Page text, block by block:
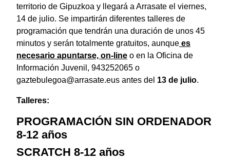
territorio de Gipuzkoa y llegará a Arrasate el viernes,
14 de julio. Se impartirán diferentes talleres de
programación que tendrán una duración de unos 45
minutos y serán totalmente gratuitos, aunque es
necesario apuntarse, on-line o en la Oficina de
Información Juvenil, 943252065 o
gaztebulegoa@arrasate.eus antes del 13 de julio.
Talleres:
PROGRAMACIÓN SIN ORDENADOR
8-12 años
SCRATCH 8-12 años